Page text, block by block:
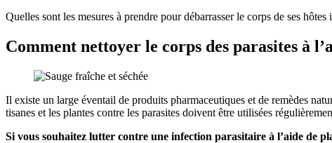
Quelles sont les mesures à prendre pour débarrasser le corps de ses
Comment nettoyer le corps des parasites à
Il existe un large éventail de produits pharmaceutiques et de remèdes
tisanes et les plantes contre les parasites doivent être utilisées
Si vous souhaitez lutter contre une infection parasitaire à l’aide de